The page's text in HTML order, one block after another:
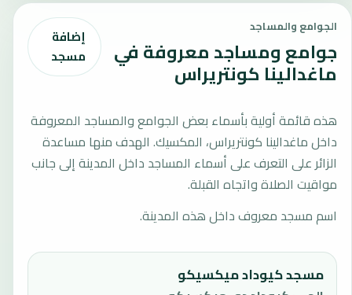
الجوامع والمساجد
جوامع ومساجد معروفة في
ماغدالينا كونتريراس
إضافة
مسجد
هذه قائمة أولية بأسماء بعض الجوامع والمساجد المعروفة
داخل ماغدالينا كونتريراس، المكسيك. الهدف منها مساعدة
الزائر على التعرف على أسماء المساجد داخل المدينة إلى جانب
مواقيت الصلاة واتجاه القبلة.
اسم مسجد معروف داخل هذه المدينة.
مسجد كيوداد ميكسيكو